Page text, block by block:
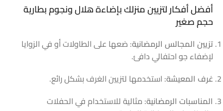
أفضل أفكار لتزيين منزلك بإضاءة هلال ونجوم بطارية
حجم صغير
تزيين المجالس الرمضانية: ضعها على الطاولات أو في الزوايا
لإضفاء جو احتفالي دافئ.
غرف المعيشة: استخدمها لتزيين الغرف بشكل رائع.
المناسبات الرمضانية: مثالية للاستخدام في الحفلات